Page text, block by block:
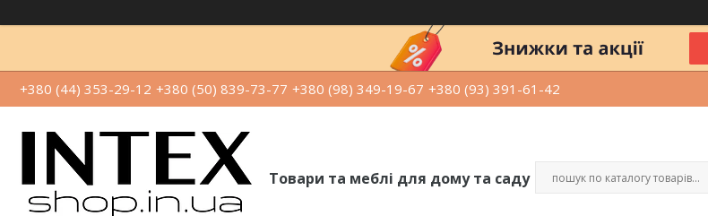
+380 (44) 353-29-12 +380 (50) 839-73-77 +380 (98) 349-19-67 +380 (93) 391-61-42
Товари та меблі для дому та саду